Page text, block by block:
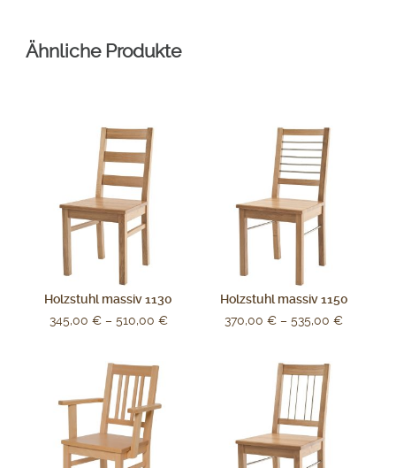
Ähnliche Produkte
Holzstuhl massiv 1130
345,00 €– 510,00 €
Holzstuhl massiv 1150
370,00€ –535,00€